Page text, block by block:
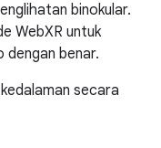
binokular.
WebXR untuk
dengan benar.
secara